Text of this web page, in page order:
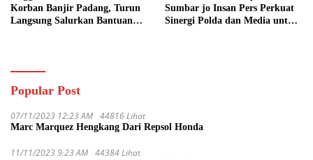
Korban Banjir Padang, Turun
Langsung Salurkan Bantuan
Sumbar jo Insan Pers Perkuat
Sinergi Polda dan Media untuk
Popular Post
07/11/2023 12:23 AM 44816 Lihat
Marc Marquez Hengkang Dari Repsol Honda
11/11/2023 9:23 AM 44384 Lihat